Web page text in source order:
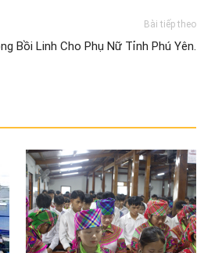
Bài tiếp theo
Bồi Linh Cho Phụ Nữ Tỉnh Phú Yên.